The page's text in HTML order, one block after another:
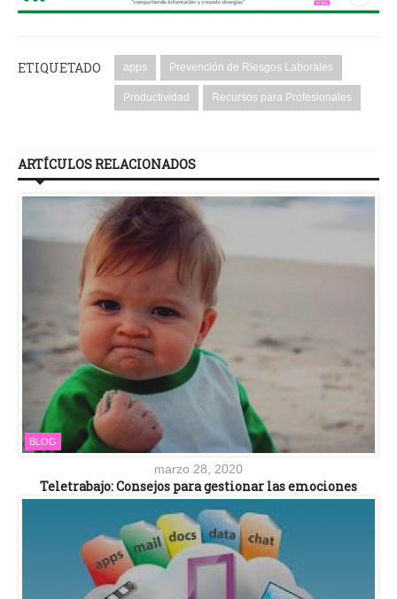
ETIQUETADO apps Prevención de Riesgos Laborales
Productividad Recursos para Profesionales
ARTÍCULOS RELACIONADOS
BLOG
marzo 28, 2020
Teletrabajo: Consejos para gestionar las emociones